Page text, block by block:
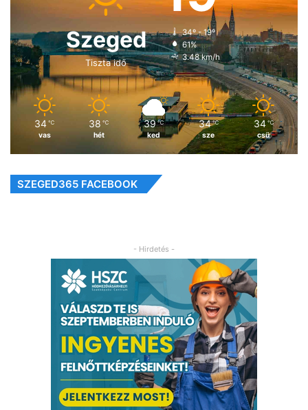
Szeged
Tiszta idő
34º - 19º
61%
3.48 km/h
34 ℃
vas
38 ℃
hét
39 ℃
ked
34 ℃
sze
34 ℃
csü
SZEGED365 FACEBOOK
- Hirdetés -